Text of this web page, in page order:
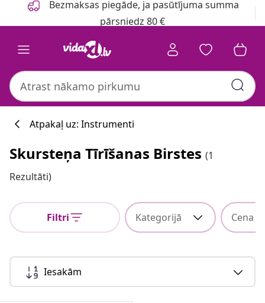
Bezmaksas piegāde, ja pasūtījuma summa
pārsniedz 80 €
Atpakaļ uz: Instrumenti
Skursteņa Tīrīšanas Birstes (1
Rezultāti)
Filtri Kategorijā Cena
Iesakām